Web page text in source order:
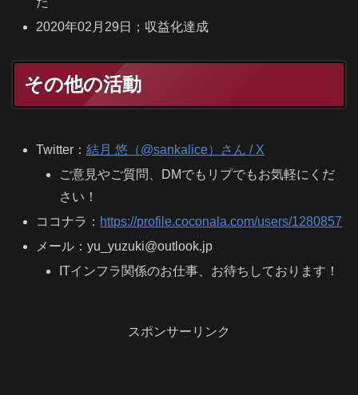
2020年02月29日；収益化達成
その他の活動
Twitter：結月 悠（@sankalice）さん / X
ご意見やご質問、DMでもリプでもお気軽にくだ
さい！
ココナラ： https://profile.coconala.com/users/1280857
メール：yu_yuzuki@outlook.jp
ITインフラ関係のお仕事、お待ちしております！
スポンサーリンク